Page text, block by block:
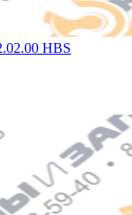
HBS